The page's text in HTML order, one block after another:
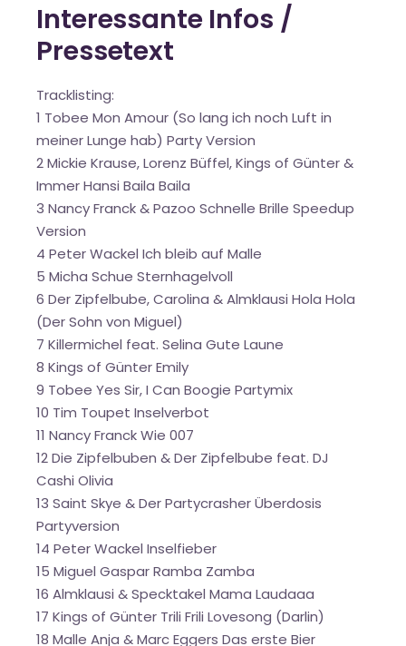
Interessante Infos /
Pressetext
Tracklisting:
1 Tobee Mon Amour (So lang ich noch Luft in
meiner Lunge hab) Party Version
2 Mickie Krause, Lorenz Büffel, Kings of Günter &
Immer Hansi Baila Baila
3 Nancy Franck & Pazoo Schnelle Brille Speedup
Version
4 Peter Wackel Ich bleib auf Malle
5 Micha Schue Sternhagelvoll
6 Der Zipfelbube, Carolina & Almklausi Hola Hola
(Der Sohn von Miguel)
7 Killermichel feat. Selina Gute Laune
8 Kings of Günter Emily
9 Tobee Yes Sir, I Can Boogie Partymix
10 Tim Toupet Inselverbot
11 Nancy Franck Wie 007
12 Die Zipfelbuben & Der Zipfelbube feat. DJ
Cashi Olivia
13 Saint Skye & Der Partycrasher Überdosis
Partyversion
14 Peter Wackel Inselfieber
15 Miguel Gaspar Ramba Zamba
16 Almklausi & Specktakel Mama Laudaaa
17 Kings of Günter Trili Frili Lovesong (Darlin)
18 Malle Anja & Marc Eggers Das erste Bier